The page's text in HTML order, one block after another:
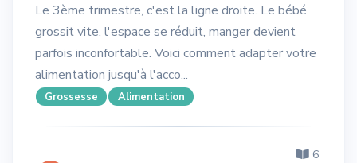
Le 3ème trimestre, c'est la ligne droite. Le bébé
grossit vite, l'espace se réduit, manger devient
parfois inconfortable. Voici comment adapter votre
alimentation jusqu'à l'acco...
Grossesse Alimentation
6